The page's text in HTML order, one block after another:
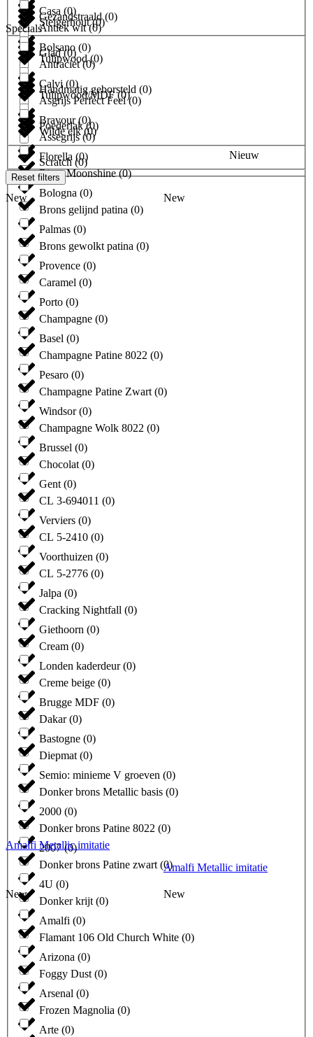
Casa (0)
Bolsano (0)
Calvi (0)
Bravour(0)
Florella (0)
Bologna (0)
Palmas (0)
Provence (0)
Porto (0)
Basel (0)
Pesaro (0)
Windsor(0)
Brussel (0)
Gent (0)
Verviers (0)
Voorthuizen (0)
Jalpa (0)
Giethoorn (0)
Londen kaderdeur(0)
Brugge MDF (0)
Bastogne (0)
Semio: minieme V groeven (0)
2000 (0)
2007(0)
4U (0)
Amalfi (0)
Arizona (0)
Arsenal (0)
Arte (0)
Gezandstraald(0)
Glad(0)
Handmatig geborsteld (0)
Poederlak(0)
Scratch(0)
Steigerhout(0)
Tulipwood(0)
Tulipwood/MDF(0)
Wilde eik(0)
Antiek wit(0)
Antraciet(0)
Asgrijs Perfect Feel(0)
Assegrijs(0)
Bitter Moonshine(0)
Brons gelijnd patina (0)
Brons gewolkt patina (0)
Caramel (0)
Champagne (0)
Champagne Patine 8022 (0)
Champagne Patine Zwart (0)
Champagne Wolk 8022 (0)
Chocolat (0)
CL 3-694011 (0)
CL 5-2410 (0)
CL 5-2776 (0)
Cracking Nightfall (0)
Cream (0)
Creme beige (0)
Dakar(0)
Diepmat (0)
Donker brons Metallic basis (0)
Donker brons Patine 8022 (0)
Donker brons Patine zwart (0)
Donker krijt (0)
Flamant 106 Old Church White (0)
Foggy Dust (0)
Frozen Magnolia (0)
Specials
Nieuw
Reset filters
New
Amalfi Metallic imitatie
New
Amalfi Metallic imitatie
New New